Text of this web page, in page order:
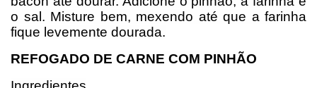
o sal. Misture bem, mexendo até que a farinha
fique levemente dourada.
REFOGADO DE CARNE COM PINHÃO